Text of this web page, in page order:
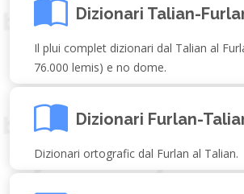
Dizionari Talian-
Il plui complet dizionari dal Talian al
76.000 lemis) e no dome.
Dizionari Furlan-
Dizionari ortografic dal Furlan al Talian.